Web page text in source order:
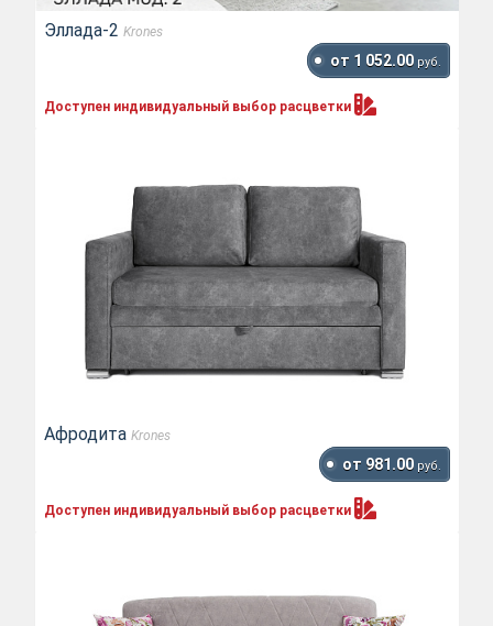
Эллада-2 Krones
от 1 052.00 руб.
Доступен индивидуальный выбор расцветки
Афродита Krones
от 981.00 руб.
Доступен индивидуальный выбор расцветки